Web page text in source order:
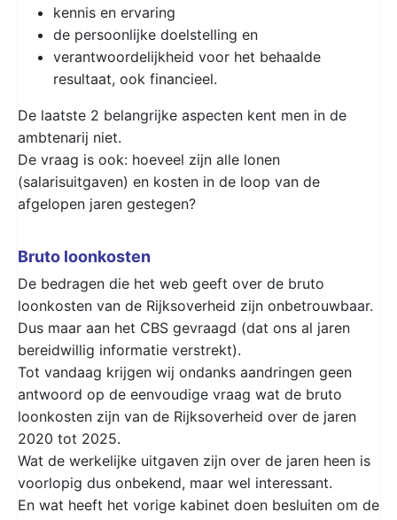
kennis en ervaring
de persoonlijke doelstelling en
verantwoordelijkheid voor het behaalde
resultaat, ook financieel.
De laatste 2 belangrijke aspecten kent men in de
ambtenarij niet.
De vraag is ook: hoeveel zijn alle lonen
(salarisuitgaven) en kosten in de loop van de
afgelopen jaren gestegen?
Bruto loonkosten
De bedragen die het web geeft over de bruto
loonkosten van de Rijksoverheid zijn onbetrouwbaar.
Dus maar aan het CBS gevraagd (dat ons al jaren
bereidwillig informatie verstrekt).
Tot vandaag krijgen wij ondanks aandringen geen
antwoord op de eenvoudige vraag wat de bruto
loonkosten zijn van de Rijksoverheid over de jaren
2020 tot 2025.
Wat de werkelijke uitgaven zijn over de jaren heen is
voorlopig dus onbekend, maar wel interessant.
En wat heeft het vorige kabinet doen besluiten om de